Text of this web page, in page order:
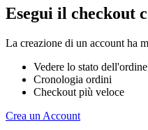
Esegui il checkout
La creazione di un account ha
Vedere lo stato
Cronologia ordini
Checkout più veloce
Crea un Account